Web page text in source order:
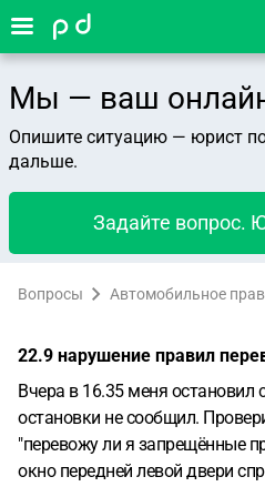
Мы — ваш
Опишите ситуацию — юрист
дальше.
Задайте вопрос.
Вопросы Автомобильное
22.9 нарушение правил
Вчера в 16.35 меня
остановки не сообщил.
"перевожу ли я запрещённые
окно передней левой двери